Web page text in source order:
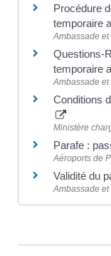
Procédure
temporaire
Ambassade
Questions-
temporaire
Ambassade
Conditions
Ministère
Parafe :
Aéroports de
Validité du
Ambassade